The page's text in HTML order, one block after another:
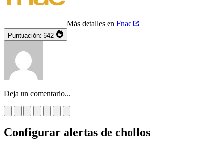
Más detalles en Fnac
Puntuación: 642
Deja un comentario...
Configurar alertas de chollos